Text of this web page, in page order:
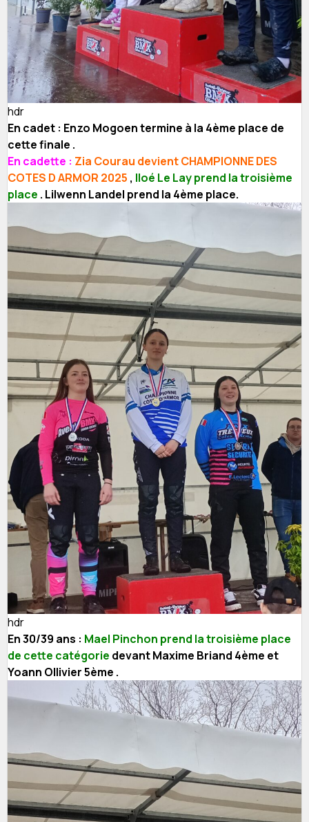
hdr
En cadet : Enzo Mogoen termine à la 4ème place de
cette finale .
En cadette : Zia Courau devient CHAMPIONNE DES
COTES D ARMOR 2025 , Iloé Le Lay prend la troisième
place . Lilwenn Landel prend la 4ème place.
hdr
En 30/39 ans : Mael Pinchon prend la troisième place
de cette catégorie devant Maxime Briand 4ème et
Yoann Ollivier 5ème .